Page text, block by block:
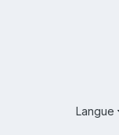
Langue